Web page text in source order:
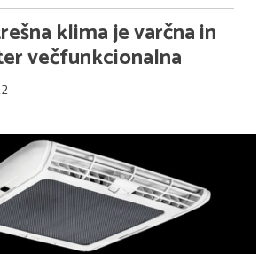
klima je varčna in
večfunkcionalna